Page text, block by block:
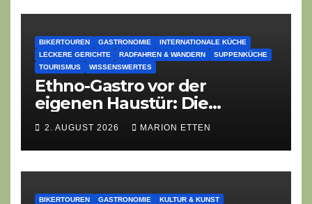
BIKERTOUREN GASTRONOMIE
INTERNATIONALE KÜCHE
LECKERE GERICHTE
RADFAHREN & WANDERN
SUPPENKÜCHE
TOURISMUS
WISSENSWERTES
Ethno-Gastro vor der
eigenen Haustür: Die
geheime kulinarische DNA
des Gasthofs „Zur Eiche“
2. AUGUST 2026 MARION ETTEN
BIKERTOUREN GASTRONOMIE
KULTUR & KUNST